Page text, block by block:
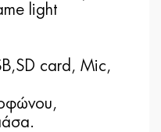
light
card, Mic,